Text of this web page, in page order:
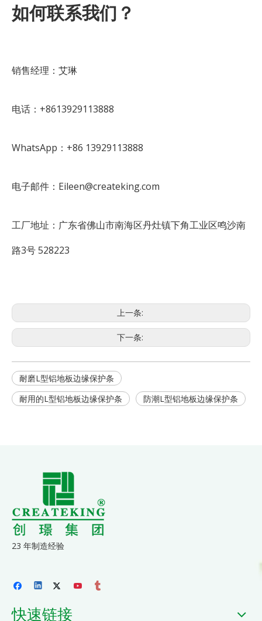
如何联系我们？
销售经理：艾琳
电话：+8613929113888
WhatsApp：+86 13929113888
电子邮件：Eileen@createking.com
工厂地址：广东省佛山市南海区丹灶镇下角工业区鸣沙南
路3号 528223
上一条:
下一条:
耐磨L型铝地板边缘保护条
耐用的L型铝地板边缘保护条
防潮L型铝地板边缘保护条
23 年制造经验
快速链接